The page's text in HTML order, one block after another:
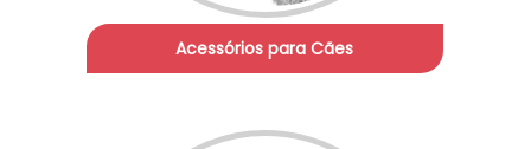
Acessórios para Cães